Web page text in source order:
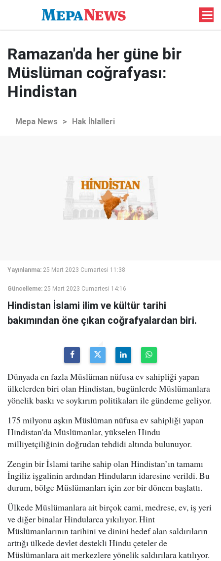
Ramazan'da her güne bir
Müslüman coğrafyası:
Hindistan
Mepa News > Hak İhlalleri
Yayınlanma: 25 Mart 2023 Cumartesi 11:38
Güncelleme: 25 Mart 2023 Cumartesi 14:16
Hindistan İslami ilim ve kültür tarihi
bakımından öne çıkan coğrafyalardan biri.
Dünyada en fazla Müslüman nüfusa ev sahipliği yapan
ülkelerden biri olan Hindistan, bugünlerde Müslümanlara
yönelik baskı ve soykırım politikaları ile gündeme geliyor.
175 milyonu aşkın Müslüman nüfusa ev sahipliği yapan
Hindistan'da Müslümanlar, yükselen Hindu
milliyetçiliğinin doğrudan tehdidi altında bulunuyor.
Zengin bir İslami tarihe sahip olan Hindistan’ın tamamı
İngiliz işgalinin ardından Hinduların idaresine verildi. Bu
durum, bölge Müslümanları için zor bir dönem başlattı.
Ülkede Müslümanlara ait birçok cami, medrese, ev, iş yeri
ve diğer binalar Hindularca yıkılıyor. Hint
Müslümanlarının tarihini ve dinini hedef alan saldırıların
arttığı ülkede devlet destekli Hindu çeteler de
Müslümanlara ait merkezlere yönelik saldırılara katılıyor.